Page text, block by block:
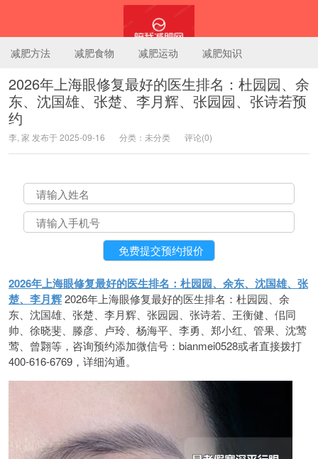
陪我减肥网
减肥方法 减肥食物 减肥运动 减肥知识
2026年上海眼修复最好的医生排名：杜园园、余
东、沈国雄、张楚、李月辉、张园园、张诗若预
约
李, 家 发布于 2025-09-16 分类：未分类 评论(0)
2026年上海眼修复最好的医生排名：杜园园、余东、沈国雄、张
楚、李月辉2026年上海眼修复最好的医生排名：杜园园、余
东、沈国雄、张楚、李月辉、张园园、张诗若、王衡健、佀同
帅、徐晓斐、滕彦、卢玲、杨海平、李勇、郑小红、管果、沈莺
莺、曾翾等，咨询预约添加微信号：bianmei0528或者直接拨打
400-616-6769，详细沟通。